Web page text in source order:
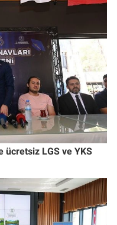
ücretsiz LGS ve YKS